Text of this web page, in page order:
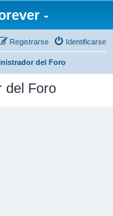
-
Identificarse
Registrarse
del Foro
del Foro